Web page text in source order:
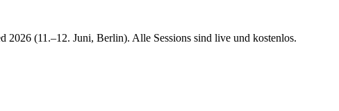
2026 (11.–12. Juni, Berlin). Alle Sessions sind live und kostenlos.